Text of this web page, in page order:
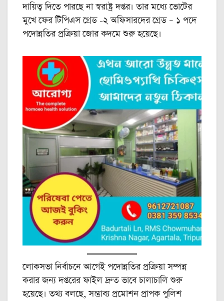
দায়িত্ব দিতে পারছে না স্বরাষ্ট্র দপ্তর। তার মধ্যে ভোটের
মুখে ফের টিপিএস গ্রেড -২ অফিসারদের গ্রেড – ১ পদে
পদোন্নতির প্রক্রিয়া জোর কদমে শুরু হয়েছে।
লোকসভা নির্বাচনে আগেই পদোন্নতির প্রক্রিয়া সম্পন্ন
করার জন্য দপ্তরের ফাইল দ্রুত ভাবে চালাচালি শুরু
হয়েছে। তথ্য বলছে, সম্ভাব্য প্রমোশন প্রাপক পুলিশ